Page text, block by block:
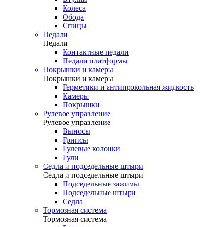
Колеса
Обода
Спицы
Педали
Педали
Контактные педали
Педали платформы
Покрышки и камеры
Покрышки и камеры
Герметики и антипрокольная жидкость
Камеры
Покрышки
Рулевое управление
Рулевое управление
Выносы
Грипсы
Рулевые колонки
Рули
Седла и подседельные штыри
Седла и подседельные штыри
Подседельные зажимы
Подседельные штыри
Седла
Тормозная система
Тормозная система